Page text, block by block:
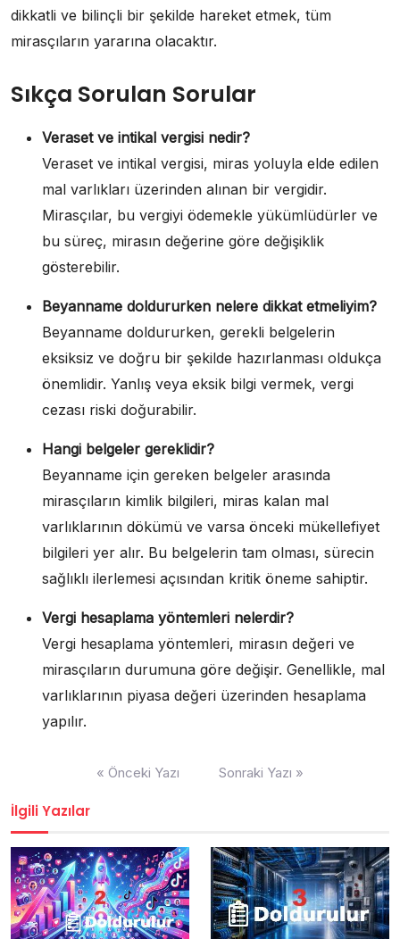
dikkatli ve bilinçli bir şekilde hareket etmek, tüm
mirasçıların yararına olacaktır.
Sıkça Sorulan Sorular
Veraset ve intikal vergisi nedir?
Veraset ve intikal vergisi, miras yoluyla elde edilen
mal varlıkları üzerinden alınan bir vergidir.
Mirasçılar, bu vergiyi ödemekle yükümlüdürler ve
bu süreç, mirasın değerine göre değişiklik
gösterebilir.
Beyanname doldururken nelere dikkat etmeliyim?
Beyanname doldururken, gerekli belgelerin
eksiksiz ve doğru bir şekilde hazırlanması oldukça
önemlidir. Yanlış veya eksik bilgi vermek, vergi
cezası riski doğurabilir.
Hangi belgeler gereklidir?
Beyanname için gereken belgeler arasında
mirasçıların kimlik bilgileri, miras kalan mal
varlıklarının dökümü ve varsa önceki mükellefiyet
bilgileri yer alır. Bu belgelerin tam olması, sürecin
sağlıklı ilerlemesi açısından kritik öneme sahiptir.
Vergi hesaplama yöntemleri nelerdir?
Vergi hesaplama yöntemleri, mirasın değeri ve
mirasçıların durumuna göre değişir. Genellikle, mal
varlıklarının piyasa değeri üzerinden hesaplama
yapılır.
« Önceki Yazı Sonraki Yazı »
İlgili Yazılar